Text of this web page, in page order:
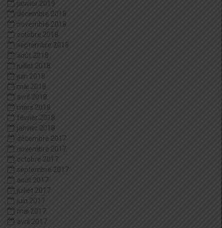
janvier 2019
décembre 2018
novembre 2018
octobre 2018
septembre 2018
août 2018
juillet 2018
juin 2018
mai 2018
avril 2018
mars 2018
février 2018
janvier 2018
décembre 2017
novembre 2017
octobre 2017
septembre 2017
août 2017
juillet 2017
juin 2017
mai 2017
avril 2017